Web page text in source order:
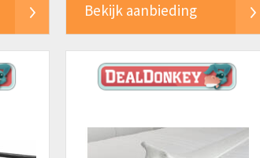
Bekijk aanbieding